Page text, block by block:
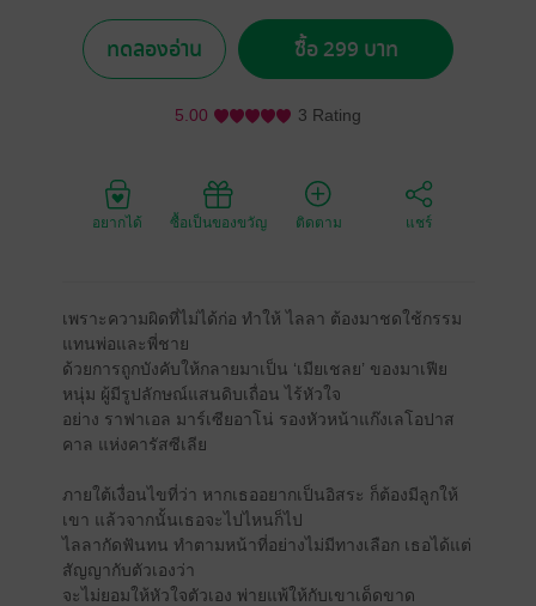
ทดลองอ่าน ซื้อ 299 บาท
5.00 3 Rating
อยากได้ ซื้อเป็นของขวัญ ติดตาม แชร์
เพราะความผิดที่ไม่ได้ก่อ ทำให้ ไลลา ต้องมาชดใช้กรรม
แทนพ่อและพี่ชาย
ด้วยการถูกบังคับให้กลายมาเป็น ‘เมียเชลย’ ของมาเฟีย
หนุ่ม ผู้มีรูปลักษณ์แสนดิบเถื่อน ไร้หัวใจ
อย่าง ราฟาเอล มาร์เซียอาโน่ รองหัวหน้าแก๊งเลโอปาส
คาล แห่งคารัสซีเลีย
ภายใต้เงื่อนไขที่ว่า หากเธออยากเป็นอิสระ ก็ต้องมีลูกให้
เขา แล้วจากนั้นเธอจะไปไหนก็ไป
ไลลากัดฟันทน ทำตามหน้าที่อย่างไม่มีทางเลือก เธอได้แต่
สัญญากับตัวเองว่า
จะไม่ยอมให้หัวใจตัวเอง พ่ายแพ้ให้กับเขาเด็ดขาด